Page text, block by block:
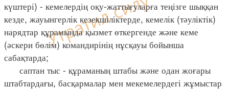
күштері) - кемелердің оқу-жаттығуларға теңізге шыққан
кезде, жауынгерлік кезекшіліктерде, кемелік (тәуліктік)
нарядтар құрамында қызмет өткергенде және кеме
(әскери бөлім) командирінің нұсқауы бойынша
сабақтарда;
саптан тыс - құраманың штабы және одан жоғары
штабтардағы, басқармалар мен мекемелердегі жұмыстар